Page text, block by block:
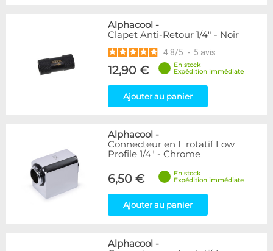
Alphacool -
Clapet Anti-Retour 1/4" - Noir
4.8/5 - 5 avis
12,90 €
En stock
Expédition immédiate
Ajouter au panier
Alphacool -
Connecteur en L rotatif Low
Profile 1/4" - Chrome
6,50 €
En stock
Expédition immédiate
Ajouter au panier
Alphacool -